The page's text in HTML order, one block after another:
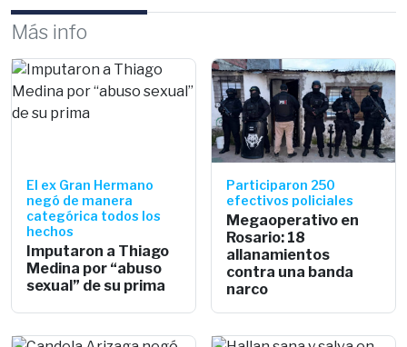
Más info
El ex Gran Hermano
negó de manera
categórica todos los
hechos
Imputaron a Thiago
Medina por “abuso
sexual” de su prima
Participaron 250
efectivos policiales
Megaoperativo en
Rosario: 18
allanamientos
contra una banda
narco